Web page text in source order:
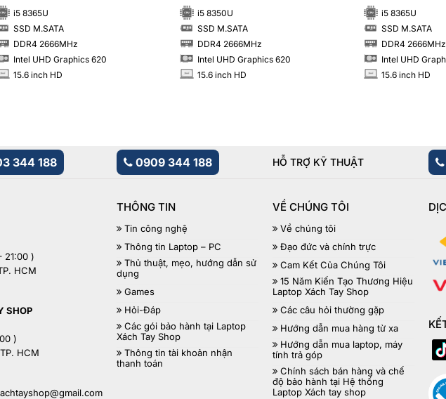
i5 8365U
SSD SSD M.SATA
DDR4 2666MHz
Intel UHD Graphics 620
INCH 15.6 inch HD
i5 8350U
SSD SSD M.SATA
DDR4 2666MHz
Intel UHD Graphics 620
INCH 15.6 inch HD
i5 8365U
SSD SSD M.SATA
DDR4 2666MHz
Intel UHD
INCH 15.6 inch HD
344 188 0909 344 188 HỖ TRỢ KỸ THUẬT
21:00 )
HCM
SHOP
)
HCM
THÔNG TIN
Tin công nghệ
Thông tin Laptop – PC
Thủ thuật, mẹo, hướng dẫn sử
dụng
Games
Hỏi-Đáp
Các gói bảo hành tại Laptop
Xách Tay Shop
Thông tin tài khoản nhận
thanh toán
VỀ CHÚNG TÔI
Về chúng tôi
Đạo đức và chính trực
Cam Kết Của Chúng Tôi
15 Năm Kiến Tạo Thương Hiệu
Laptop Xách Tay Shop
Các câu hỏi thường gặp
Hướng dẫn mua hàng từ xa
Hướng dẫn mua laptop, máy
tính trả góp
Chính sách bán hàng và chế
độ bảo hành tại Hệ thống
Laptop Xách tay shop